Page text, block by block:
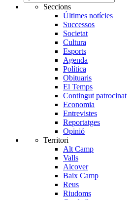
Seccions
Últimes notícies
Successos
Societat
Cultura
Esports
Agenda
Política
Obituaris
El Temps
Contingut patrocinat
Economia
Entrevistes
Reportatges
Opinió
Territori
Alt Camp
Valls
Alcover
Baix Camp
Reus
Riudoms